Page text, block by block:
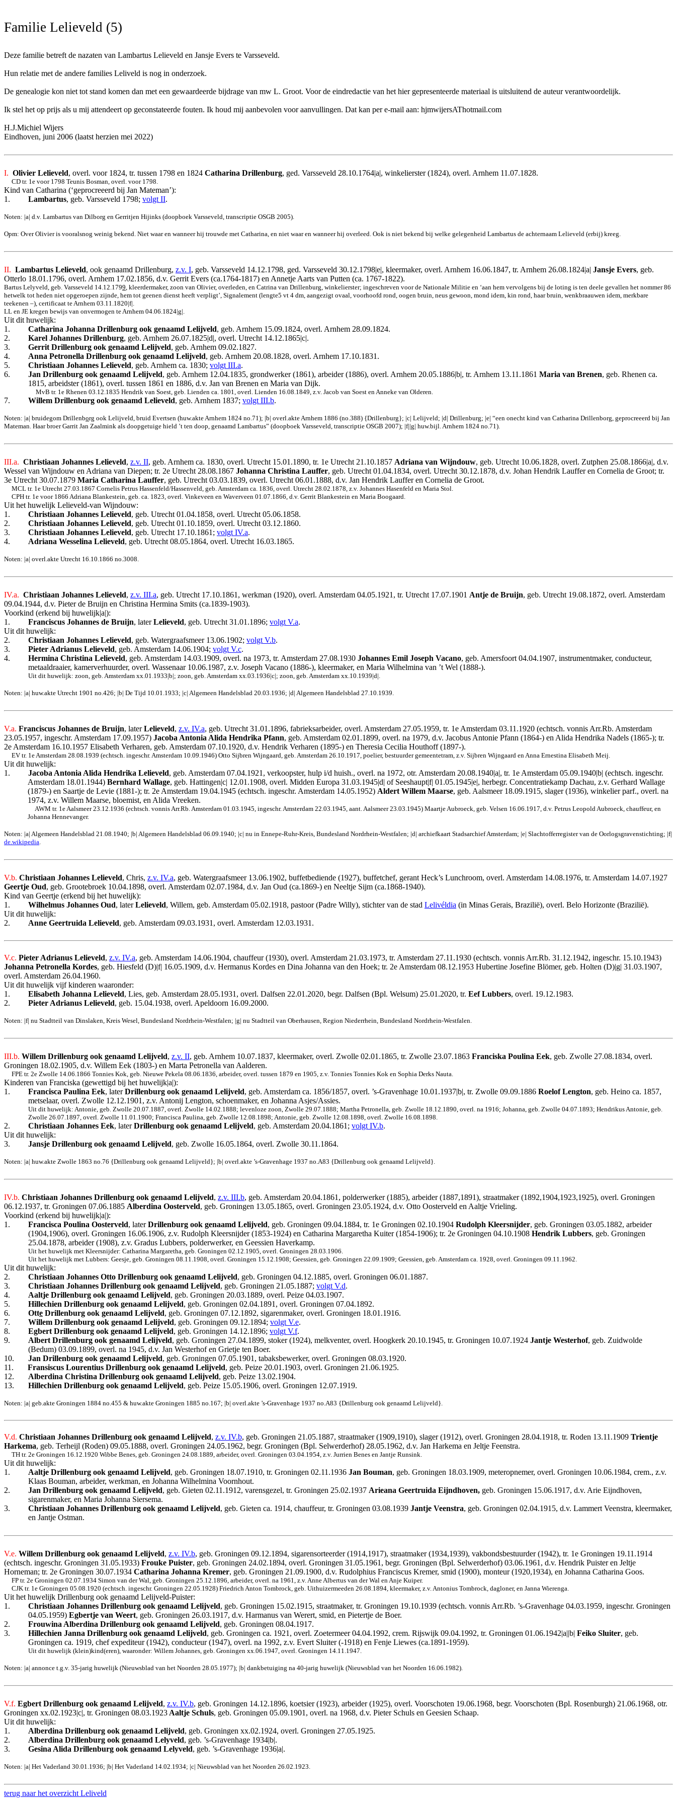
Familie Lelieveld (5)
Deze familie betreft de nazaten van Lambartus Lelieveld en Jansje Evers te Varsseveld.
Hun relatie met de andere families Leliveld is nog in onderzoek.
De genealogie kon niet tot stand komen dan met een gewaardeerde bijdrage van mw L. Groot. Voor de eindredactie van het hier gepresenteerde materiaal is uitsluitend de auteur verantwoordelijk.
Ik stel het op prijs als u mij attendeert op geconstateerde fouten. Ik houd mij aanbevolen voor aanvullingen. Dat kan per e-mail aan: hjmwijersAThotmail.com
H.J.Michiel Wijers
Eindhoven, juni 2006 (laatst herzien mei 2022)
I. Olivier Lelieveld, overl. voor 1824, tr. tussen 1798 en 1824 Catharina Drillenburg, ged. Varsseveld 28.10.1764|a|, winkelierster (1824), overl. Arnhem 11.07.1828.
CD tr. 1e voor 1798 Teunis Bosman, overl. voor 1798.
Kind van Catharina (‘geprocreeerd bij Jan Mateman’):
1.
Lambartus, geb. Varsseveld 1798; volgt II.
Noten: |a| d.v. Lambartus van Dilborg en Gerritjen Hijinks (doopboek Varsseveld, transcriptie OSGB 2005).
Opm: Over Olivier is vooralsnog weinig bekend. Niet waar en wanneer hij trouwde met Catharina, en niet waar en wanneer hij overleed. Ook is niet bekend bij welke gelegenheid Lambartus de achternaam Lelieveld (erbij) kreeg.
II. Lambartus Lelieveld, ook genaamd Drillenburg, z.v. I, geb. Varsseveld 14.12.1798, ged. Varsseveld 30.12.1798|e|, kleermaker, overl. Arnhem 16.06.1847, tr. Arnhem 26.08.1824|a| Jansje Evers, geb.
Otterlo 18.01.1796, overl. Arnhem 17.02.1856, d.v. Gerrit Evers (ca.1764-1817) en Annetje Aarts van Putten (ca. 1767-1822).
Bartus Lelyveld, geb. Varsseveld 14.12.1799, kleerdermaker, zoon van Olivier, overleden, en Catrina van Drillenburg, winkelierster; ingeschreven voor de Nationale Militie en ‘aan hem vervolgens bij de loting is ten deele gevallen het nommer 86
hetwelk tot heden niet opgeroepen zijnde, hem tot geenen dienst heeft verpligt’, Signalement (lengte5 vt 4 dm, aangezigt ovaal, voorhoofd rond, oogen bruin, neus gewoon, mond idem, kin rond, haar bruin, wenkbraauwen idem, merkbare
teekenen –), certificaat te Arnhem 03.11.1820|f|.
LL en JE kregen bewijs van onvermogen te Arnhem 04.06.1824|g|.
Uit dit huwelijk:
1.
Catharina Johanna Drillenburg ook genaamd Lelijveld, geb. Arnhem 15.09.1824, overl. Arnhem 28.09.1824.
2.
Karel Johannes Drillenburg, geb. Arnhem 26.07.1825|d|, overl. Utrecht 14.12.1865|c|.
3.
Gerrit Drillenburg ook genaamd Lelijveld, geb. Arnhem 09.02.1827.
4.
Anna Petronella Drillenburg ook genaamd Lelijveld, geb. Arnhem 20.08.1828, overl. Arnhem 17.10.1831.
5.
Christiaan Johannes Lelieveld, geb. Arnhem ca. 1830; volgt III.a.
6.
Jan Drillenburg ook genaamd Lelijveld, geb. Arnhem 12.04.1835, grondwerker (1861), arbeider (1886), overl. Arnhem 20.05.1886|b|, tr. Arnhem 13.11.1861 Maria van Brenen, geb. Rhenen ca.
1815, arbeidster (1861), overl. tussen 1861 en 1886, d.v. Jan van Brenen en Maria van Dijk.
MvB tr. 1e Rhenen 03.12.1835 Hendrik van Soest, geb. Lienden ca. 1801, overl. Lienden 16.08.1849, z.v. Jacob van Soest en Anneke van Olderen.
7. Willem Drillenburg ook genaamd Lelieveld, geb. Arnhem 1837; volgt III.b.
Noten: |a| bruidegom Drillenborg ook Lelijveld, bruid Evertsen (huw.akte Arnhem 1824 no.71); |b| overl.akte Arnhem 1886 (no.388) {Drillenburg}; |c| Lelijveld; |d| Drillenburg; |e| “een onecht kind van Catharina Drillenborg, geprocreeerd bij Jan
Mateman. Haar broer Garrit Jan Zaalmink als doopgetuige hield ’t ten doop, genaamd Lambartus” (doopboek Varsseveld, transcriptie OSGB 2007); |f||g| huw.bijl. Arnhem 1824 no.71).
III.a. Christiaan Johannes Lelieveld, z.v. II, geb. Arnhem ca. 1830, overl. Utrecht 15.01.1890, tr. 1e Utrecht 21.10.1857 Adriana van Wijndouw, geb. Utrecht 10.06.1828, overl. Zutphen 25.08.1866|a|, d.v.
Wessel van Wijndouw en Adriana van Diepen; tr. 2e Utrecht 28.08.1867 Johanna Christina Lauffer, geb. Utrecht 01.04.1834, overl. Utrecht 30.12.1878, d.v. Johan Hendrik Lauffer en Cornelia de Groot; tr.
3e Utrecht 30.07.1879 Maria Catharina Lauffer, geb. Utrecht 03.03.1839, overl. Utrecht 06.01.1888, d.v. Jan Hendrik Lauffer en Cornelia de Groot.
MCL tr. 1e Utrecht 27.03.1867 Cornelis Petrus Hassenfeld/Hassenveld, geb. Amsterdam ca. 1836, overl. Utrecht 28.02.1878, z.v. Johannes Hasenfeld en Maria Stol.
CPH tr. 1e voor 1866 Adriana Blankestein, geb. ca. 1823, overl. Vinkeveen en Waverveen 01.07.1866, d.v. Gerrit Blankestein en Maria Boogaard.
Uit het huwelijk Lelieveld-van Wijndouw:
1.
Christiaan Johannes Lelieveld, geb. Utrecht 01.04.1858, overl. Utrecht 05.06.1858.
2.
Christiaan Johannes Lelieveld, geb. Utrecht 01.10.1859, overl. Utrecht 03.12.1860.
3.
Christiaan Johannes Lelieveld, geb. Utrecht 17.10.1861; volgt IV.a.
4.
Adriana Wesselina Lelieveld, geb. Utrecht 08.05.1864, overl. Utrecht 16.03.1865.
Noten: |a| overl.akte Utrecht 16.10.1866 no.3008.
IV.a. Christiaan Johannes Lelieveld, z.v. III.a, geb. Utrecht 17.10.1861, werkman (1920), overl. Amsterdam 04.05.1921, tr. Utrecht 17.07.1901 Antje de Bruijn, geb. Utrecht 19.08.1872, overl. Amsterdam
09.04.1944, d.v. Pieter de Bruijn en Christina Hermina Smits (ca.1839-1903).
Voorkind (erkend bij huwelijk|a|):
1.
Franciscus Johannes de Bruijn, laterLelieveld, geb. Utrecht 31.01.1896; volgt V.a.
Uit dit huwelijk:
2.
Christiaan Johannes Lelieveld, geb. Watergraafsmeer 13.06.1902; volgt V.b.
3.
Pieter Adrianus Lelieveld, geb. Amsterdam 14.06.1904; volgt V.c.
4.
Hermina Christina Lelieveld, geb. Amsterdam 14.03.1909, overl. na 1973, tr. Amsterdam 27.08.1930 Johannes Emil Joseph Vacano, geb. Amersfoort 04.04.1907, instrumentmaker, conducteur,
metaaldraaier, kamerverhuurder, overl. Wassenaar 10.06.1987, z.v. Joseph Vacano (1886-), kleermaker, en Maria Wilhelmina van ’t Wel (1888-).
Uit dit huwelijk: zoon, geb. Amsterdam xx.01.1933|b|; zoon, geb. Amsterdam xx.03.1936|c|; zoon, geb. Amsterdam xx.10.1939|d|.
Noten: |a| huw.akte Utrecht 1901 no.426; |b| De Tijd 10.01.1933; |c| Algemeen Handelsblad 20.03.1936; |d| Algemeen Handelsblad 27.10.1939.
V.a. Franciscus Johannes de Bruijn, laterLelieveld, z.v. IV.a, geb. Utrecht 31.01.1896, fabrieksarbeider, overl. Amsterdam 27.05.1959, tr. 1e Amsterdam 03.11.1920 (echtsch. vonnis Arr.Rb. Amsterdam
23.05.1957, ingeschr. Amsterdam 17.09.1957) Jacoba Antonia Alida Hendrika Pfann, geb. Amsterdam 02.01.1899, overl. na 1979, d.v. Jacobus Antonie Pfann (1864-) en Alida Hendrika Nadels (1865-); tr.
2e Amsterdam 16.10.1957 Elisabeth Verharen, geb. Amsterdam 07.10.1920, d.v. Hendrik Verharen (1895-) en Theresia Cecilia Houthoff (1897-).
EV tr. 1e Amsterdam 28.08.1939 (echtsch. ingeschr. Amsterdam 10.09.1946) Otto Sijbren Wijngaard, geb. Amsterdam 26.10.1917, poelier, bestuurder gemeentetram, z.v. Sijbren Wijngaard en Anna Ernestina Elisabeth Meij.
Uit dit huwelijk:
1.
Jacoba Antonia Alida Hendrika Lelieveld, geb. Amsterdam 07.04.1921, verkoopster, hulp i/d huish., overl. na 1972, otr. Amsterdam 20.08.1940|a|, tr. 1e Amsterdam 05.09.1940|b| (echtsch. ingeschr.
Amsterdam 18.01.1944)Bernhard Wallage, geb. Hattingen|c| 12.01.1908, overl. Midden Europa 31.03.1945|d| of Seeshaupt|f| 01.05.1945|e|, herbegr. Concentratiekamp Dachau, z.v. Gerhard Wallage
(1879-) en Saartje de Levie (1881-); tr. 2e Amsterdam 19.04.1945 (echtsch. ingeschr. Amsterdam 14.05.1952) Aldert Willem Maarse, geb. Aalsmeer 18.09.1915, slager (1936), winkelier parf., overl. na
1974, z.v. Willem Maarse, bloemist, en Alida Vreeken.
AWM tr. 1e Aalsmeer 23.12.1936 (echtsch. vonnis Arr.Rb. Amsterdam 01.03.1945, ingeschr. Amsterdam 22.03.1945, aant. Aalsmeer 23.03.1945) Maartje Aubroeck, geb. Velsen 16.06.1917, d.v. Petrus Leopold Aubroeck, chauffeur, en
Johanna Hennevanger.
Noten: |a| Algemeen Handelsblad 21.08.1940; |b| Algemeen Handelsblad 06.09.1940; |c| nu in Ennepe-Ruhr-Kreis, Bundesland Nordrhein-Westfalen; |d| archiefkaart Stadsarchief Amsterdam; |e| Slachtofferregister van de Oorlogsgravenstichting; |f|
de.wikipedia.
V.b. Christiaan Johannes Lelieveld, Chris, z.v. IV.a, geb. Watergraafsmeer 13.06.1902, buffetbediende (1927), buffetchef, gerant Heck’s Lunchroom, overl. Amsterdam 14.08.1976, tr. Amsterdam 14.07.1927
Geertje Oud, geb. Grootebroek 10.04.1898, overl. Amsterdam 02.07.1984, d.v. Jan Oud (ca.1869-) en Neeltje Sijm (ca.1868-1940).
Kind van Geertje (erkend bij het huwelijk):
1.
Wilhelmus Johannes Oud, laterLelieveld, Willem, geb. Amsterdam 05.02.1918, pastoor (Padre Willy), stichter van de stad Lelivéldia (in Minas Gerais, Brazilië), overl. Belo Horizonte (Brazilië).
Uit dit huwelijk:
2.
Anne Geertruida Lelieveld, geb. Amsterdam 09.03.1931, overl. Amsterdam 12.03.1931.
V.c. Pieter Adrianus Lelieveld, z.v. IV.a, geb. Amsterdam 14.06.1904, chauffeur (1930), overl. Amsterdam 21.03.1973, tr. Amsterdam 27.11.1930 (echtsch. vonnis Arr.Rb. 31.12.1942, ingeschr. 15.10.1943)
Johanna Petronella Kordes, geb. Hiesfeld (D)|f| 16.05.1909, d.v. Hermanus Kordes en Dina Johanna van den Hoek; tr. 2e Amsterdam 08.12.1953 Hubertine Josefine Blömer, geb. Holten (D)|g| 31.03.1907,
overl. Amsterdam 26.04.1960.
Uit dit huwelijk vijf kinderen waaronder:
1.
Elisabeth Johanna Lelieveld, Lies, geb. Amsterdam 28.05.1931, overl. Dalfsen 22.01.2020, begr. Dalfsen (Bpl. Welsum) 25.01.2020, tr. Eef Lubbers, overl. 19.12.1983.
2.
Pieter Adrianus Lelieveld, geb. 15.04.1938, overl. Apeldoorn 16.09.2000.
Noten: |f| nu Stadtteil van Dinslaken, Kreis Wesel, Bundesland Nordrhein-Westfalen; |g| nu Stadtteil van Oberhausen, Region Niederrhein, Bundesland Nordrhein-Westfalen.
III.b. Willem Drillenburg ook genaamd Lelijveld, z.v. II, geb. Arnhem 10.07.1837, kleermaker, overl. Zwolle 02.01.1865, tr. Zwolle 23.07.1863 Franciska Poulina Eek, geb. Zwolle 27.08.1834, overl.
Groningen 18.02.1905, d.v. Willem Eek (1803-) en Marta Petronella van Aalderen.
FPE tr. 2e Zwolle 14.06.1866 Tonnies Kok, geb. Nieuwe Pekela 08.06.1836, arbeider, overl. tussen 1879 en 1905, z.v. Tonnies Tonnies Kok en Sophia Derks Nauta.
Kinderen van Franciska (gewettigd bij het huwelijk|a|):
1.
Francisca Paulina Eek, laterDrillenburg ook genaamd Lelijveld, geb. Amsterdam ca. 1856/1857, overl. ’s‑Gravenhage 10.01.1937|b|, tr. Zwolle 09.09.1886 Roelof Lengton, geb. Heino ca. 1857,
metselaar, overl. Zwolle 12.12.1901, z.v. Antonij Lengton, schoenmaker, en Johanna Asjes/Assies.
Uit dit huwelijk: Antonie, geb. Zwolle 20.07.1887, overl. Zwolle 14.02.1888; levenloze zoon, Zwolle 29.07.1888; Martha Petronella, geb. Zwolle 18.12.1890, overl. na 1916; Johanna, geb. Zwolle 04.07.1893; Hendrikus Antonie, geb.
Zwolle 26.07.1897, overl. Zwolle 11.01.1900; Francisca Paulina, geb. Zwolle 12.08.1898; Antonie, geb. Zwolle 12.08.1898, overl. Zwolle 16.08.1898.
2. Christiaan Johannes Eek, laterDrillenburg ook genaamd Lelijveld, geb. Amsterdam 20.04.1861; volgt IV.b.
Uit dit huwelijk:
3.
Jansje Drillenburg ook genaamd Lelijveld, geb. Zwolle 16.05.1864, overl. Zwolle 30.11.1864.
Noten: |a| huw.akte Zwolle 1863 no.76 {Drillenburg ook genaamd Lelijveld}; |b| overl.akte ’s-Gravenhage 1937 no.A83 {Drillenburg ook genaamd Lelijveld}.
IV.b. Christiaan Johannes Drillenburg ook genaamd Lelijveld, z.v. III.b, geb. Amsterdam 20.04.1861, polderwerker (1885), arbeider (1887,1891), straatmaker (1892,1904,1923,1925), overl. Groningen
06.12.1937, tr. Groningen 07.06.1885 Alberdina Oosterveld, geb. Groningen 13.05.1865, overl. Groningen 23.05.1924, d.v. Otto Oosterveld en Aaltje Vrieling.
Voorkind (erkend bij huwelijk|a|):
1.
Francisca Poulina Oosterveld, laterDrillenburg ook genaamd Lelijveld, geb. Groningen 09.04.1884, tr. 1e Groningen 02.10.1904 Rudolph Kleersnijder, geb. Groningen 03.05.1882, arbeider
(1904,1906), overl. Groningen 16.06.1906, z.v. Rudolph Kleersnijder (1853-1924) en Catharina Margaretha Kuiter (1854-1906); tr. 2e Groningen 04.10.1908 Hendrik Lubbers, geb. Groningen
25.04.1878, arbeider (1908), z.v. Gradus Lubbers, polderwerker, en Geessien Haverkamp.
Uit het huwelijk met Kleersnijder: Catharina Margaretha, geb. Groningen 02.12.1905, overl. Groningen 28.03.1906.
Uit het huwelijk met Lubbers: Geesje, geb. Groningen 08.11.1908, overl. Groningen 15.12.1908; Geessien, geb. Groningen 22.09.1909; Geessien, geb. Amsterdam ca. 1928, overl. Groningen 09.11.1962.
Uit dit huwelijk:
2.
Christiaan Johannes Otto Drillenburg ook genaamd Lelijveld, geb. Groningen 04.12.1885, overl. Groningen 06.01.1887.
3.
Christiaan Johannes Drillenburg ook genaamd Lelijveld, geb. Groningen 21.05.1887; volgt V.d.
4.
Aaltje Drillenburg ook genaamd Lelijveld, geb. Groningen 20.03.1889, overl. Peize 04.03.1907.
5.
Hillechien Drillenburg ook genaamd Lelijveld, geb. Groningen 02.04.1891, overl. Groningen 07.04.1892.
6.
Otte Drillenburg ook genaamd Lelijveld, geb. Groningen 07.12.1892, sigarenmaker, overl. Groningen 18.01.1916.
7.
Willem Drillenburg ook genaamd Lelijveld, geb. Groningen 09.12.1894; volgt V.e.
8.
Egbert Drillenburg ook genaamd Lelijveld, geb. Groningen 14.12.1896; volgt V.f.
9.
Albert Drillenburg ook genaamd Lelijveld, geb. Groningen 27.04.1899, stoker (1924), melkventer, overl. Hoogkerk 20.10.1945, tr. Groningen 10.07.1924 Jantje Westerhof, geb. Zuidwolde
(Bedum) 03.09.1899, overl. na 1945, d.v. Jan Westerhof en Grietje ten Boer.
10.
Jan Drillenburg ook genaamd Lelijveld, geb. Groningen 07.05.1901, tabaksbewerker, overl. Groningen 08.03.1920.
11.
Fransiscus Lourentius Drillenburg ook genaamd Lelijveld, geb. Peize 20.01.1903, overl. Groningen 21.06.1925.
12.
Alberdina Christina Drillenburg ook genaamd Lelijveld, geb. Peize 13.02.1904.
13.
Hillechien Drillenburg ook genaamd Lelijveld, geb. Peize 15.05.1906, overl. Groningen 12.07.1919.
Noten: |a| geb.akte Groningen 1884 no.455 & huw.akte Groningen 1885 no.167; |b| overl.akte ’s-Gravenhage 1937 no.A83 {Drillenburg ook genaamd Lelijveld}.
V.d. Christiaan Johannes Drillenburg ook genaamd Lelijveld, z.v. IV.b, geb. Groningen 21.05.1887, straatmaker (1909,1910), slager (1912), overl. Groningen 28.04.1918, tr. Roden 13.11.1909 Trientje
Harkema, geb. Terheijl (Roden) 09.05.1888, overl. Groningen 24.05.1962, begr. Groningen (Bpl. Selwerderhof) 28.05.1962, d.v. Jan Harkema en Jeltje Feenstra.
TH tr. 2e Groningen 16.12.1920 Wibbe Benes, geb. Groningen 24.08.1889, arbeider, overl. Groningen 03.04.1954, z.v. Jurrien Benes en Jantje Runsink.
Uit dit huwelijk:
1.
Aaltje Drillenburg ook genaamd Lelijveld, geb. Groningen 18.07.1910, tr. Groningen 02.11.1936 Jan Bouman, geb. Groningen 18.03.1909, meteropnemer, overl. Groningen 10.06.1984, crem., z.v.
Klaas Bouman, arbeider, werkman, en Johanna Wilhelmina Voornhout.
2.
Jan Drillenburg ook genaamd Lelijveld, geb. Gieten 02.11.1912, varensgezel, tr. Groningen 25.02.1937 Arieana Geertruida Eijndhoven, geb. Groningen 15.06.1917, d.v. Arie Eijndhoven,
sigarenmaker, en Maria Johanna Siersema.
3.
Christiaan Johannes Drillenburg ook genaamd Lelijveld, geb. Gieten ca. 1914, chauffeur, tr. Groningen 03.08.1939 Jantje Veenstra, geb. Groningen 02.04.1915, d.v. Lammert Veenstra, kleermaker,
en Jantje Ostman.
V.e. Willem Drillenburg ook genaamd Lelijveld, z.v. IV.b, geb. Groningen 09.12.1894, sigarensorteerder (1914,1917), straatmaker (1934,1939), vakbondsbestuurder (1942), tr. 1e Groningen 19.11.1914
(echtsch. ingeschr. Groningen 31.05.1933) Frouke Puister, geb. Groningen 24.02.1894, overl. Groningen 31.05.1961, begr. Groningen (Bpl. Selwerderhof) 03.06.1961, d.v. Hendrik Puister en Jeltje
Horneman; tr. 2e Groningen 30.07.1934 Catharina Johanna Kremer, geb. Groningen 21.09.1900, d.v. Rudolphius Franciscus Kremer, smid (1900), monteur (1920,1934), en Johanna Catharina Goos.
FP tr. 2e Groningen 02.07.1934 Simon van der Wal, geb. Groningen 25.12.1896, arbeider, overl. na 1961, z.v. Anne Albertus van der Wal en Anje Kuiper.
CJK tr. 1e Groningen 05.08.1920 (echtsch. ingeschr. Groningen 22.05.1928) Friedrich Anton Tombrock, geb. Uithuizermeeden 26.08.1894, kleermaker, z.v. Antonius Tombrock, dagloner, en Janna Wierenga.
Uit het huwelijk Drillenburg ook genaamd Lelijveld-Puister:
1.
Christiaan Johannes Drillenburg ook genaamd Lelijveld, geb. Groningen 15.02.1915, straatmaker, tr. Groningen 19.10.1939 (echtsch. vonnis Arr.Rb. ’s-Gravenhage 04.03.1959, ingeschr. Groningen
04.05.1959) Egbertje van Weert, geb. Groningen 26.03.1917, d.v. Harmanus van Werert, smid, en Pietertje de Boer.
2.
Frouwina Alberdina Drillenburg ook genaamd Lelijveld, geb. Groningen 08.04.1917.
3.
Hillechien Janna Drillenburg ook genaamd Lelijveld, geb. Groningen ca. 1921, overl. Zoetermeer 04.04.1992, crem. Rijswijk 09.04.1992, tr. Groningen 01.06.1942|a||b| Feiko Sluiter, geb.
Groningen ca. 1919, chef expediteur (1942), conducteur (1947), overl. na 1992, z.v. Evert Sluiter (-1918) en Fenje Liewes (ca.1891-1959).
Uit dit huwelijk (klein)kind(eren), waaronder: Willem Johannes, geb. Groningen xx.06.1947, overl. Groningen 14.11.1947.
Noten: |a| annonce t.g.v. 35-jarig huwelijk (Nieuwsblad van het Noorden 28.05.1977); |b| dankbetuiging na 40-jarig huwelijk (Nieuwsblad van het Noorden 16.06.1982).
V.f. Egbert Drillenburg ook genaamd Lelijveld, z.v. IV.b, geb. Groningen 14.12.1896, koetsier (1923), arbeider (1925), overl. Voorschoten 19.06.1968, begr. Voorschoten (Bpl. Rosenburgh) 21.06.1968, otr.
Groningen xx.02.1923|c|, tr. Groningen 08.03.1923 Aaltje Schuls, geb. Groningen 05.09.1901, overl. na 1968, d.v. Pieter Schuls en Geesien Schaap.
Uit dit huwelijk:
1.
Alberdina Drillenburg ook genaamd Lelijveld, geb. Groningen xx.02.1924, overl. Groningen 27.05.1925.
2.
Alberdina Drillenburg ook genaamd Lelyveld, geb. ’s-Gravenhage 1934|b|.
3.
Gesina Alida Drillenburg ook genaamd Lelyveld, geb. ’s-Gravenhage 1936|a|.
Noten: |a| Het Vaderland 30.01.1936; |b| Het Vaderland 14.02.1934; |c| Nieuwsblad van het Noorden 26.02.1923.
terug naar het overzicht Leliveld